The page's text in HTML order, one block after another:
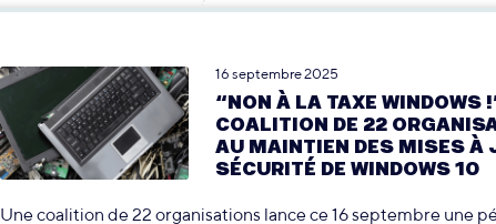
16 septembre 2025
“NON À LA TAXE WINDOWS
COALITION DE 22
AU MAINTIEN DES MISES À
SÉCURITÉ DE WINDOWS 10
Une coalition de 22 organisations lance ce 16 septembre une